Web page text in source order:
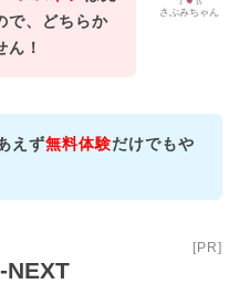
さぶみちゃん
で、どちらか
！
えず無料体験だけでもや
[PR]
NEXT